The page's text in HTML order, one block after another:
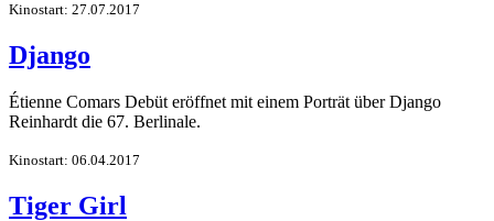
Kinostart: 27.07.2017
Django
Étienne Comars Debüt eröffnet mit einem Porträt über Django
Reinhardt die 67. Berlinale.
Kinostart: 06.04.2017
Tiger Girl